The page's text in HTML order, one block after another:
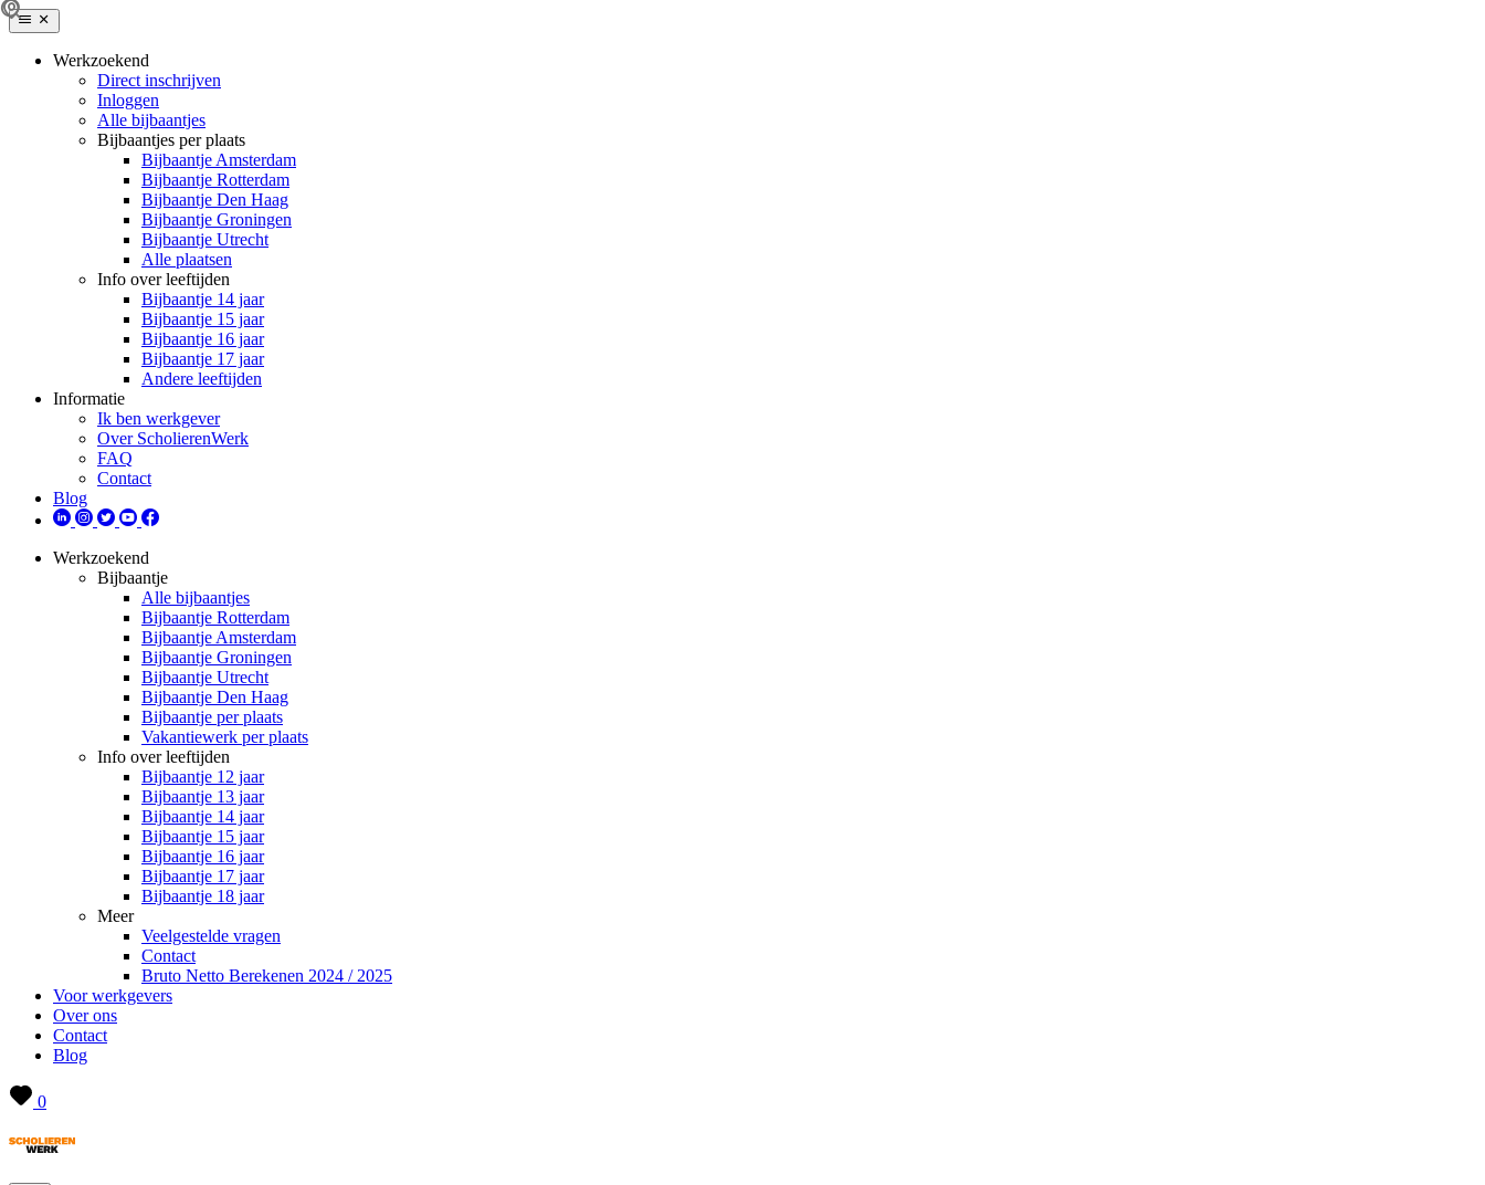
Werkzoekend
Direct inschrijven
Inloggen
Alle bijbaantjes
Bijbaantjes per plaats
Bijbaantje Amsterdam
Bijbaantje Rotterdam
Bijbaantje Den Haag
Bijbaantje Groningen
Bijbaantje Utrecht
Alle plaatsen
Info over leeftijden
Bijbaantje 14 jaar
Bijbaantje 15 jaar
Bijbaantje 16 jaar
Bijbaantje 17 jaar
Andere leeftijden
Informatie
Ik ben werkgever
Over ScholierenWerk
FAQ
Contact
Blog
Werkzoekend
Bijbaantje
Alle bijbaantjes
Bijbaantje Rotterdam
Bijbaantje Amsterdam
Bijbaantje Groningen
Bijbaantje Utrecht
Bijbaantje Den Haag
Bijbaantje per plaats
Vakantiewerk per plaats
Info over leeftijden
Bijbaantje 12 jaar
Bijbaantje 13 jaar
Bijbaantje 14 jaar
Bijbaantje 15 jaar
Bijbaantje 16 jaar
Bijbaantje 17 jaar
Bijbaantje 18 jaar
Meer
Veelgestelde vragen
Contact
Bruto Netto Berekenen 2024 / 2025
Voor werkgevers
Over ons
Contact
Blog
0